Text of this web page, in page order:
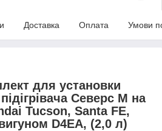
Доставка Оплата Умови
для установки
Северс М на
Tucson, Santa FE,
D4EA, (2,0 л)